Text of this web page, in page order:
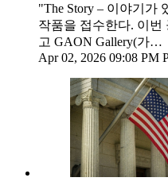
"The Story – 이야기가
작품을 접수한다. 이번
고 GAON Gallery(가…
Apr 02, 2026 09:08 PM